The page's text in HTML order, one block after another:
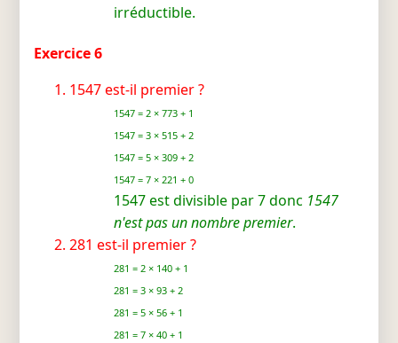
irréductible.
Exercice 6
1547 est-il premier ?
1547 = 2 × 773 + 1
1547 = 3 × 515 + 2
1547 = 5 × 309 + 2
1547 = 7 × 221 + 0
1547 est divisible par 7 donc 1547
n'est pas un nombre premier.
281 est-il premier ?
281 = 2 × 140 + 1
281 = 3 × 93 + 2
281 = 5 × 56 + 1
281 = 7 × 40 + 1